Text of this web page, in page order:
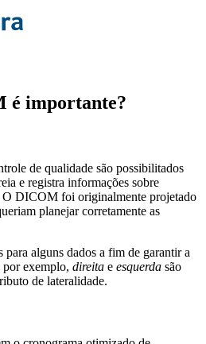
é importante?
de qualidade são possibilitados
e registra informações sobre
O DICOM foi originalmente projetado
planejar corretamente as
alguns dados a fim de garantir a
exemplo, direita e esquerda são
de lateralidade.